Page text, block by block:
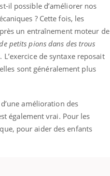
il possible d’améliorer nos
? Cette fois, les
un entraînement moteur de
petits pions dans des trous
de syntaxe reposait
sont généralement plus
amélioration des
également vrai. Pour les
pour aider des enfants